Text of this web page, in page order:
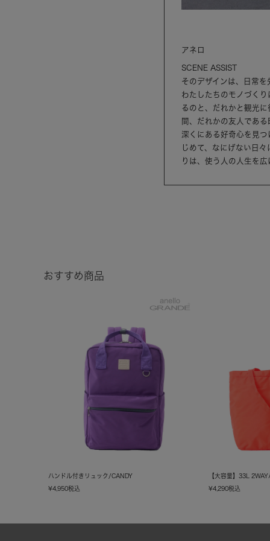
アネロ
SCENE ASSIST
そのデザインは、日常を
わたしたちのモノづく
るのと、だれかと観光
間、だれかの友人であ
深くにある好奇心を見
じめて、なにげない日
りは、使う人の人生を
おすすめ商品
ハンドル付きリュック/CANDY
¥4,950税込
【大容量】33L
¥4,290税込